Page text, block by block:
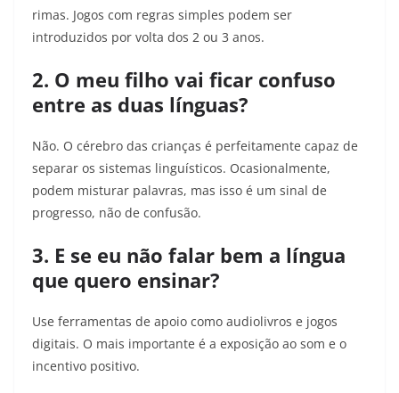
rimas. Jogos com regras simples podem ser
introduzidos por volta dos 2 ou 3 anos.
2. O meu filho vai ficar confuso
entre as duas línguas?
Não. O cérebro das crianças é perfeitamente capaz de
separar os sistemas linguísticos. Ocasionalmente,
podem misturar palavras, mas isso é um sinal de
progresso, não de confusão.
3. E se eu não falar bem a língua
que quero ensinar?
Use ferramentas de apoio como audiolivros e jogos
digitais. O mais importante é a exposição ao som e o
incentivo positivo.